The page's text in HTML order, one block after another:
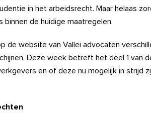
in het arbeidsrecht. Maar helaas
de huidige maatregelen.
de website van Vallei advocaten
Deze week betreft het deel 1 van
en of deze nu mogelijk in strijd